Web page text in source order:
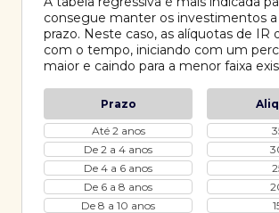
consegue manter os investimentos
prazo. Neste caso, as alíquotas de IR
com o tempo, iniciando com um
maior e caindo para a menor faixa
Prazo
Até 2 anos
De 2 a 4 anos
De 4 a 6 anos
De 6 a 8 anos
De 8 a 10 anos